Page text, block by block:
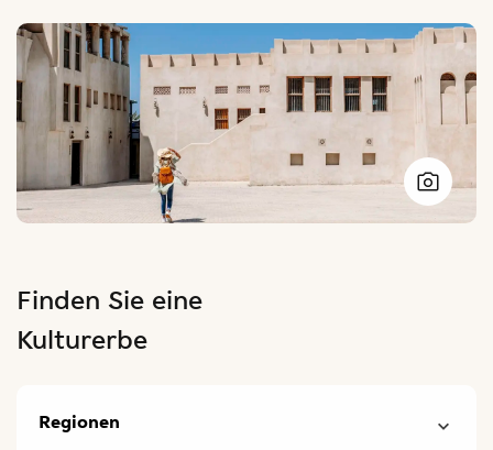
Finden Sie eine
Kulturerbe
Regionen